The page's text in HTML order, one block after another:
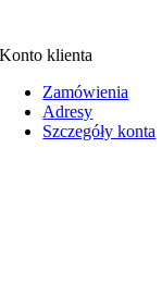
Konto klienta
Zamówienia
Adresy
Szczegóły konta